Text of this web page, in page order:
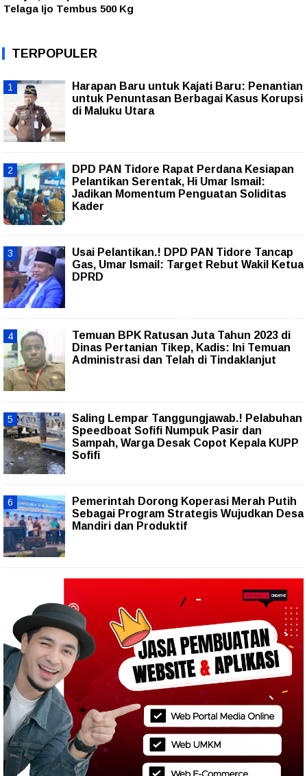
Telaga Ijo Tembus 500 Kg
TERPOPULER
Harapan Baru untuk Kajati Baru: Penantian
untuk Penuntasan Berbagai Kasus Korupsi
di Maluku Utara
DPD PAN Tidore Rapat Perdana Kesiapan
Pelantikan Serentak, Hi Umar Ismail:
Jadikan Momentum Penguatan Soliditas
Kader
Usai Pelantikan.! DPD PAN Tidore Tancap
Gas, Umar Ismail: Target Rebut Wakil Ketua
DPRD
Temuan BPK Ratusan Juta Tahun 2023 di
Dinas Pertanian Tikep, Kadis: Ini Temuan
Administrasi dan Telah di Tindaklanjut
Saling Lempar Tanggungjawab.! Pelabuhan
Speedboat Sofifi Numpuk Pasir dan
Sampah, Warga Desak Copot Kepala KUPP
Sofifi
Pemerintah Dorong Koperasi Merah Putih
Sebagai Program Strategis Wujudkan Desa
Mandiri dan Produktif